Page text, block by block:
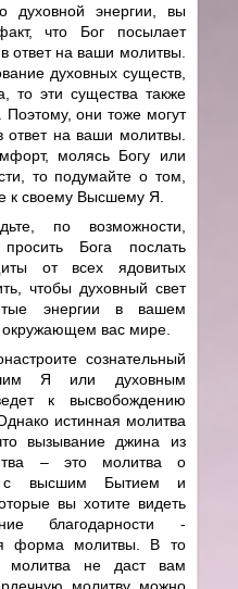
энергии, вы
что Бог посылает
ответ на ваши молитвы.
духовных существ,
то эти существа также
Поэтому, они тоже могут
на ваши молитвы.
молясь Богу или
то подумайте о том,
к своему Высшему Я.
по возможности,
Бога послать
от всех ядовитых
чтобы духовный свет
энергии в вашем
окружающем вас мире.
сознательный
Я или духовным
к высвобождению
истинная молитва
вызывание джина из
– это молитва о
с высшим Бытием и
вы хотите видеть
благодарности -
форма молитвы. В то
молитва не даст вам
молитву можно